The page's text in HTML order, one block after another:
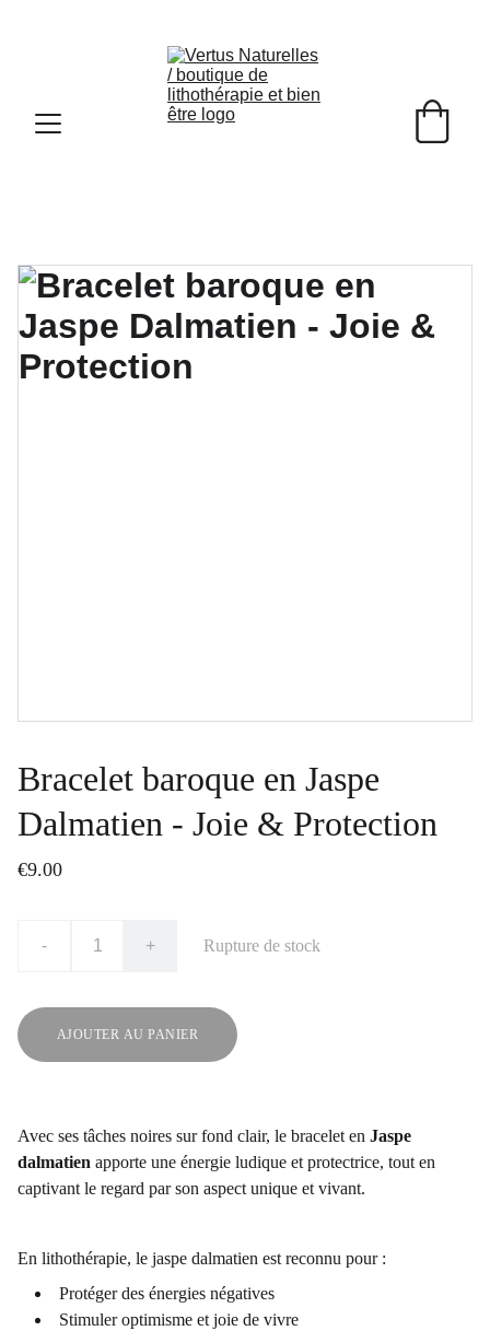
Bracelet baroque en Jaspe
Dalmatien - Joie & Protection
€9.00
- + Rupture de stock
AJOUTER AU PANIER
Avec ses tâches noires sur fond clair, le bracelet en Jaspe
dalmatien apporte une énergie ludique et protectrice, tout en
captivant le regard par son aspect unique et vivant.
En lithothérapie, le jaspe dalmatien est reconnu pour :
Protéger des énergies négatives
Stimuler optimisme et joie de vivre